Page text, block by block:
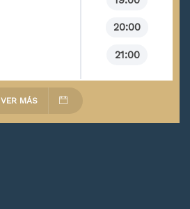
20:00
21:00
VER MÁS